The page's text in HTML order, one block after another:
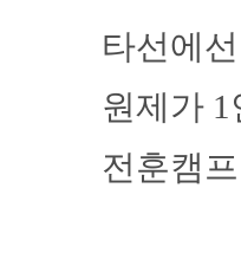
타선에
원제가
전훈캠